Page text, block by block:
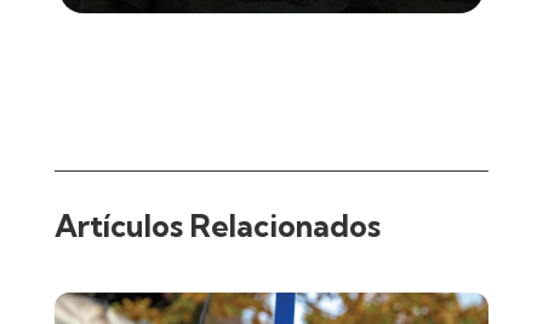
Artículos Relacionados